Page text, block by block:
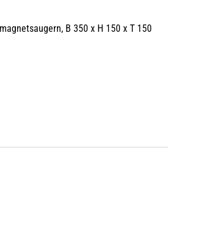
B 350 x H 150 x T 150